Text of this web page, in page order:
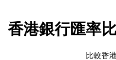
香港銀行匯率
比較香